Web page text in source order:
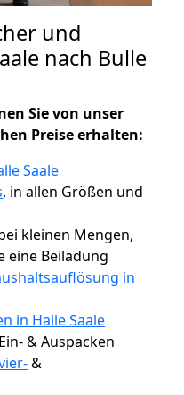
und
nach Bulle
Sie von unser
Preise erhalten:
Saale
, in allen Größen und
kleinen Mengen,
eine Beiladung
in
in Halle Saale
& Auspacken
&